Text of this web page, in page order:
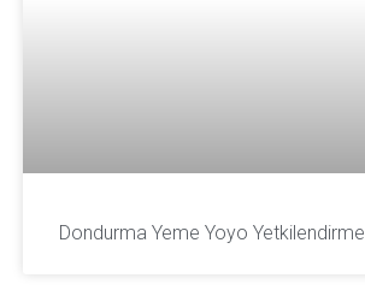
Dondurma Yeme Yoyo Yetkilendirme